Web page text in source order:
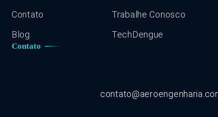
Contato
Trabalhe Conosco
Blog
TechDengue
Contato